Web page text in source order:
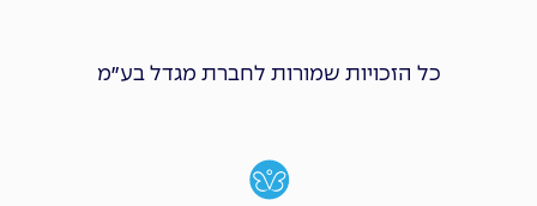
כל הזכויות שמורות לחברת מגדל בע״מ